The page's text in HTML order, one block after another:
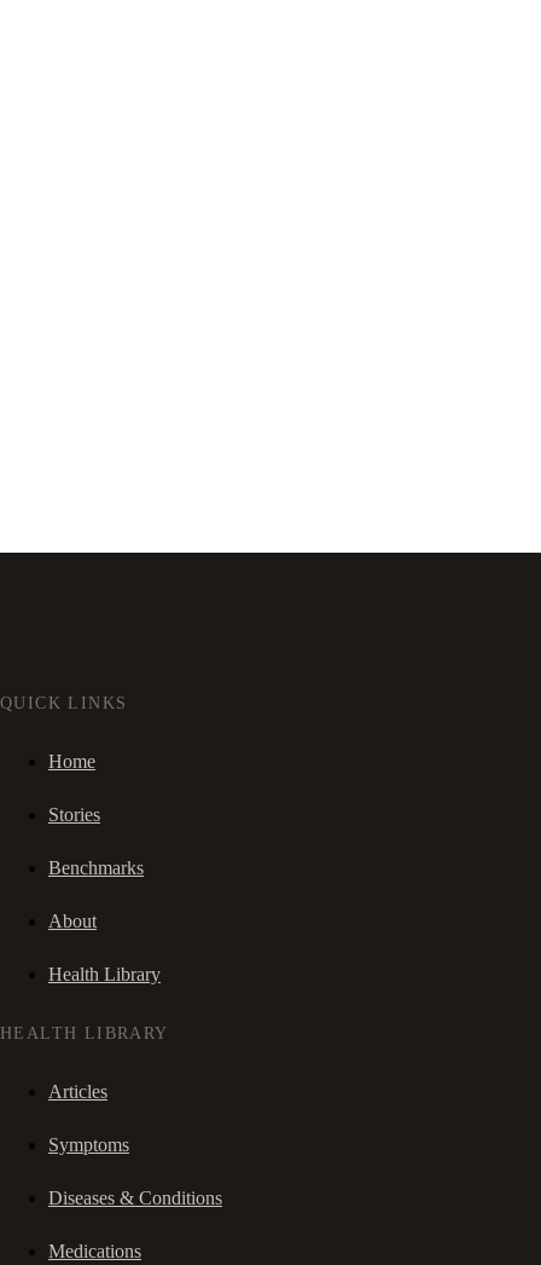
QUICK LINKS
Home
Stories
Benchmarks
About
Health Library
HEALTH LIBRARY
Articles
Symptoms
Diseases & Conditions
Medications